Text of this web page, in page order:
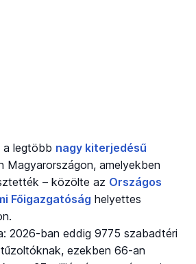
a legtöbb nagy kiterjedésű
Magyarországon, amelyekben
– közölte az Országos
Főigazgatóság helyettes
2026-ban eddig 9775 szabadtéri
ezekben 66-an